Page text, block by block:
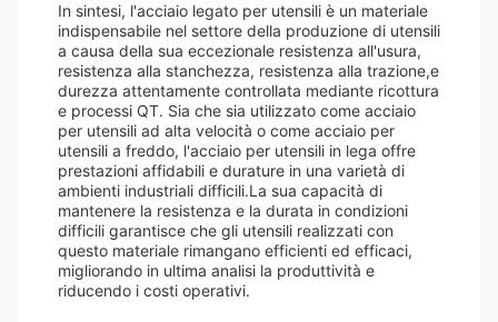
In sintesi, l'acciaio legato per utensili è un materiale
indispensabile nel settore della produzione di utensili
a causa della sua eccezionale resistenza all'usura,
resistenza alla stanchezza, resistenza alla trazione,e
durezza attentamente controllata mediante ricottura
e processi QT. Sia che sia utilizzato come acciaio
per utensili ad alta velocità o come acciaio per
utensili a freddo, l'acciaio per utensili in lega offre
prestazioni affidabili e durature in una varietà di
ambienti industriali difficili.La sua capacità di
mantenere la resistenza e la durata in condizioni
difficili garantisce che gli utensili realizzati con
questo materiale rimangano efficienti ed efficaci,
migliorando in ultima analisi la produttività e
riducendo i costi operativi.